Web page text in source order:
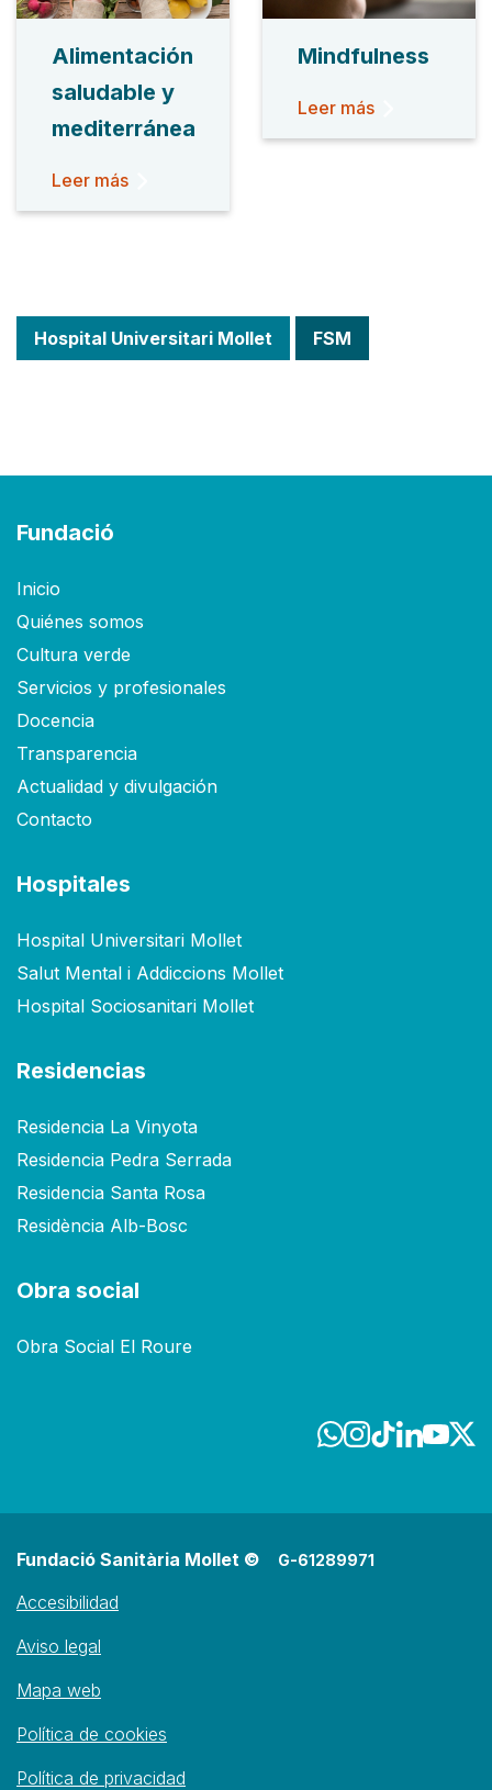
Alimentación
saludable y
mediterránea
Leer más
Mindfulness
Leer más
Hospital Universitari Mollet FSM
Fundació
Inicio
Quiénes somos
Cultura verde
Servicios y profesionales
Docencia
Transparencia
Actualidad y divulgación
Contacto
Hospitales
Hospital Universitari Mollet
Salut Mental i Addiccions Mollet
Hospital Sociosanitari Mollet
Residencias
Residencia La Vinyota
Residencia Pedra Serrada
Residencia Santa Rosa
Residència Alb-Bosc
Obra social
Obra Social El Roure
Fundació Sanitària Mollet © G-61289971
Accesibilidad
Aviso legal
Mapa web
Política de cookies
Política de privacidad